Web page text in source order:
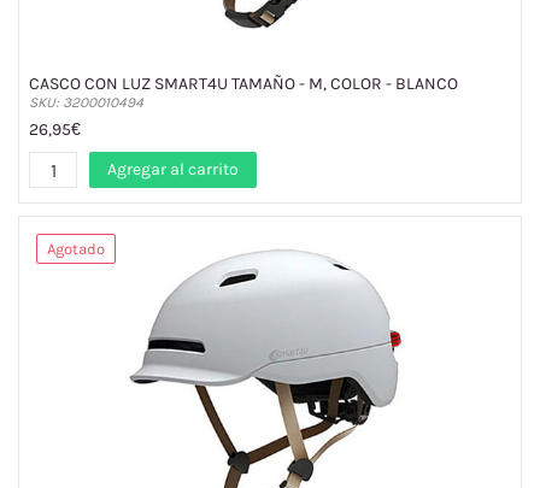
CASCO CON LUZ SMART4U TAMAÑO - M, COLOR - BLANCO
SKU: 3200010494
26,95€
Agregar al carrito
Agotado